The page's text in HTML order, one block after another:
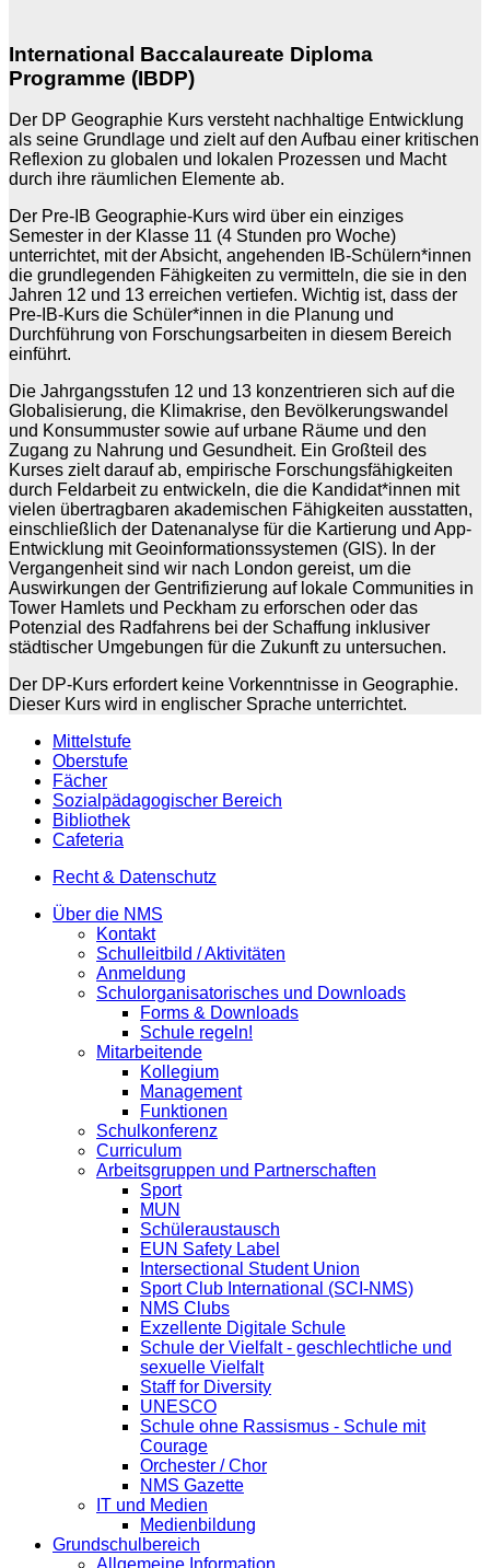
International Baccalaureate Diploma
Programme (IBDP)
Der DP Geographie Kurs versteht nachhaltige Entwicklung
als seine Grundlage und zielt auf den Aufbau einer kritischen
Reflexion zu globalen und lokalen Prozessen und Macht
durch ihre räumlichen Elemente ab.
Der Pre-IB Geographie-Kurs wird über ein einziges
Semester in der Klasse 11 (4 Stunden pro Woche)
unterrichtet, mit der Absicht, angehenden IB-Schülern*innen
die grundlegenden Fähigkeiten zu vermitteln, die sie in den
Jahren 12 und 13 erreichen vertiefen. Wichtig ist, dass der
Pre-IB-Kurs die Schüler*innen in die Planung und
Durchführung von Forschungsarbeiten in diesem Bereich
einführt.
Die Jahrgangsstufen 12 und 13 konzentrieren sich auf die
Globalisierung, die Klimakrise, den Bevölkerungswandel
und Konsummuster sowie auf urbane Räume und den
Zugang zu Nahrung und Gesundheit. Ein Großteil des
Kurses zielt darauf ab, empirische Forschungsfähigkeiten
durch Feldarbeit zu entwickeln, die die Kandidat*innen mit
vielen übertragbaren akademischen Fähigkeiten ausstatten,
einschließlich der Datenanalyse für die Kartierung und App-
Entwicklung mit Geoinformationssystemen (GIS). In der
Vergangenheit sind wir nach London gereist, um die
Auswirkungen der Gentrifizierung auf lokale Communities in
Tower Hamlets und Peckham zu erforschen oder das
Potenzial des Radfahrens bei der Schaffung inklusiver
städtischer Umgebungen für die Zukunft zu untersuchen.
Der DP-Kurs erfordert keine Vorkenntnisse in Geographie.
Dieser Kurs wird in englischer Sprache unterrichtet.
Mittelstufe
Oberstufe
Fächer
Sozialpädagogischer Bereich
Bibliothek
Cafeteria
Recht & Datenschutz
Über die NMS
Kontakt
Schulleitbild / Aktivitäten
Anmeldung
Schulorganisatorisches und Downloads
Forms & Downloads
Schule regeln!
Mitarbeitende
Kollegium
Management
Funktionen
Schulkonferenz
Curriculum
Arbeitsgruppen und Partnerschaften
Sport
MUN
Schüleraustausch
EUN Safety Label
Intersectional Student Union
Sport Club International (SCI-NMS)
NMS Clubs
Exzellente Digitale Schule
Schule der Vielfalt - geschlechtliche und
sexuelle Vielfalt
Staff for Diversity
UNESCO
Schule ohne Rassismus - Schule mit
Courage
Orchester / Chor
NMS Gazette
IT und Medien
Medienbildung
Grundschulbereich